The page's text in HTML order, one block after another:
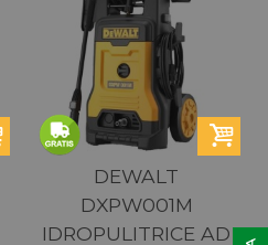
DEWALT
DXPW001M
IDROPULITRICE AD